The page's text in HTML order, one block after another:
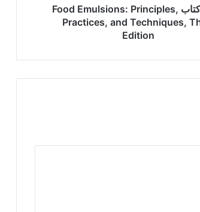
دانلود کتاب Food Emulsions: Principles,
Practices, and Techniques,
Edition